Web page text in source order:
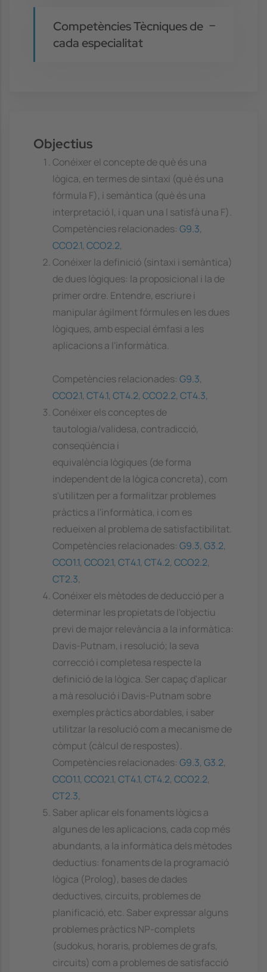
Competències Tècniques de
cada especialitat
Objectius
Conéixer el concepte de què és una
lògica, en termes de sintaxi (què és una
fórmula F), i semàntica (què és una
interpretació I, i quan una I satisfà una F).
Competències relacionades: G9.3,
CCO2.1, CCO2.2,
Conéixer la definició (sintaxi i semàntica)
de dues lògiques: la proposicional i la de
primer ordre. Entendre, escriure i
manipular ágilment fórmules en les dues
lògiques, amb especial émfasi a les
aplicacions a l'informàtica.
Competències relacionades: G9.3,
CCO2.1, CT4.1, CT4.2, CCO2.2, CT4.3,
Conéixer els conceptes de
tautologia/validesa, contradicció,
conseqüència i
equivalència lògiques (de forma
independent de la lògica concreta), com
s'utilitzen per a formalitzar problemes
pràctics a l'informàtica, i com es
redueixen al problema de satisfactibilitat.
Competències relacionades: G9.3, G3.2,
CCO1.1, CCO2.1, CT4.1, CT4.2, CCO2.2,
CT2.3,
Conéixer els mètodes de deducció per a
determinar les propietats de l'objectiu
previ de major relevància a la informàtica:
Davis-Putnam, i resolució; la seva
correcció i completesa respecte la
definició de la lògica. Ser capaç d'aplicar
a mà resolució i Davis-Putnam sobre
exemples pràctics abordables, i saber
utilitzar la resolució com a mecanisme de
còmput (càlcul de respostes).
Competències relacionades: G9.3, G3.2,
CCO1.1, CCO2.1, CT4.1, CT4.2, CCO2.2,
CT2.3,
Saber aplicar els fonaments lògics a
algunes de les aplicacions, cada cop més
abundants, a la informàtica dels mètodes
deductius: fonaments de la programació
lògica (Prolog), bases de dades
deductives, circuits, problemes de
planificació, etc. Saber expressar alguns
problemes pràctics NP-complets
(sudokus, horaris, problemes de grafs,
circuits) com a problemes de satisfacció